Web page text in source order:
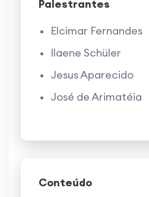
Palestrantes
Elcimar Fernandes
Ilaene Schüler
Jesus Aparecido
José de Arimatéia
Conteúdo